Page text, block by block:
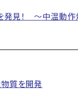
発見！ ～中温動
質を開発